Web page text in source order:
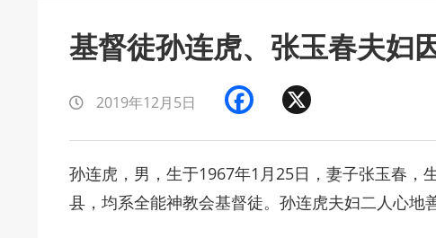
基督徒孙连虎、张玉春夫妇
2019年12月5日 Facebook
孙连虎，男，生于1967年1月25日，妻子张玉春，
县，均系全能神教会基督徒。孙连虎夫妇二人心地